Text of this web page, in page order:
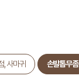
, 사마귀 손발톱무좀